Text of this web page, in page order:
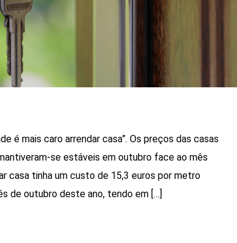
é mais caro arrendar casa”. Os preços das casas
se estáveis em outubro face ao mês
casa tinha um custo de 15,3 euros por metro
de outubro deste ano, tendo em […]